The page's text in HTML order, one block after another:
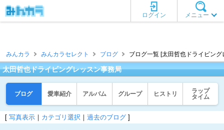
メニュー
ログイン
みんカラ みんカラセレクト ブログ ブログ一覧 [太田哲也ドライビン
太田哲也ドライビングレッスン事務局
ブログ 愛車紹介 アルバム グループ ヒストリ
ラップ
タイム
[ 写真表示 ｜ カテゴリ選択 ｜ 過去のブログ ]